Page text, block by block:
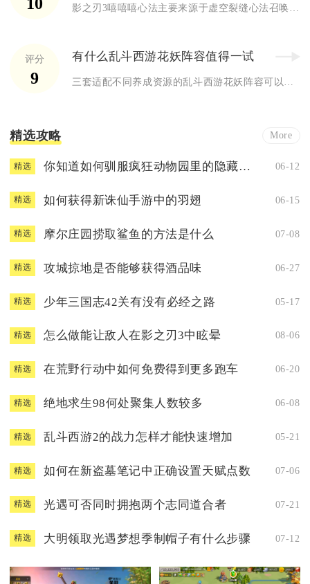
评分
9
有什么乱斗西游花妖阵容值得一试
三套适配不同养成资源的乱斗西游花妖阵容可以优先选择，分别是顶...
精选攻略 More
精选 你知道如何驯服疯狂动物园里的隐藏动物吗 06-12
精选 如何获得新诛仙手游中的羽翅 06-15
精选 摩尔庄园捞取鲨鱼的方法是什么 07-08
精选 攻城掠地是否能够获得酒品味 06-27
精选 少年三国志42关有没有必经之路 05-17
精选 怎么做能让敌人在影之刃3中眩晕 08-06
精选 在荒野行动中如何免费得到更多跑车 06-20
精选 绝地求生98何处聚集人数较多 06-08
精选 乱斗西游2的战力怎样才能快速增加 05-21
精选 如何在新盗墓笔记中正确设置天赋点数 07-06
精选 光遇可否同时拥抱两个志同道合者 07-21
精选 大明领取光遇梦想季制帽子有什么步骤 07-12